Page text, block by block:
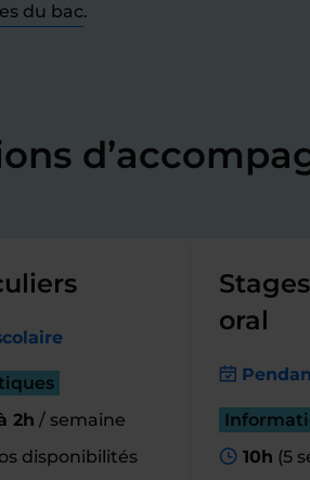
du bac.
2h / semaine
disponibilités
oral
10h (5